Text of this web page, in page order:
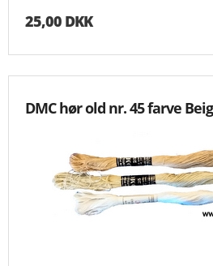
25,00 DKK
DMC hør old nr. 45 farve